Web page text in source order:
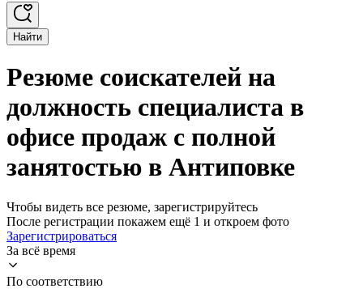
Найти
Резюме соискателей на
должность специалиста в
офисе продаж с полной
занятостью в Антиповке
Чтобы видеть все резюме, зарегистрируйтесь
После регистрации покажем ещё 1 и откроем фото
Зарегистрироваться
За всё время
По соответствию